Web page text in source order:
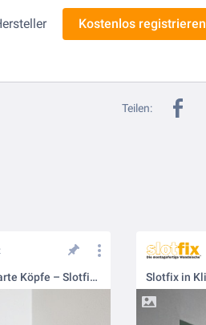
Kostenlos registrieren
Teilen:
Clevere Flächen für smarte Köpfe – Slotfix in Schulen und Kitas